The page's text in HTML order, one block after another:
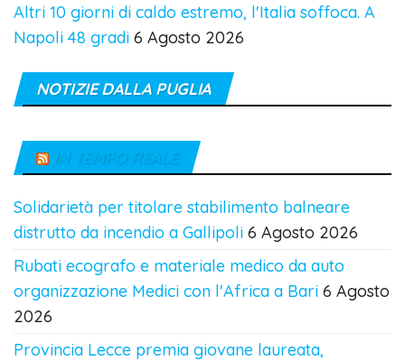
Altri 10 giorni di caldo estremo, l'Italia soffoca. A
Napoli 48 gradi 6 Agosto 2026
NOTIZIE DALLA PUGLIA
IN TEMPO REALE
Solidarietà per titolare stabilimento balneare
distrutto da incendio a Gallipoli 6 Agosto 2026
Rubati ecografo e materiale medico da auto
organizzazione Medici con l'Africa a Bari 6 Agosto
2026
Provincia Lecce premia giovane laureata,